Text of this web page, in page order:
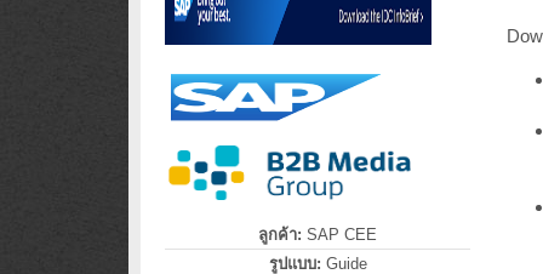
ลูกค้า: SAP CEE
รูปแบบ: Guide